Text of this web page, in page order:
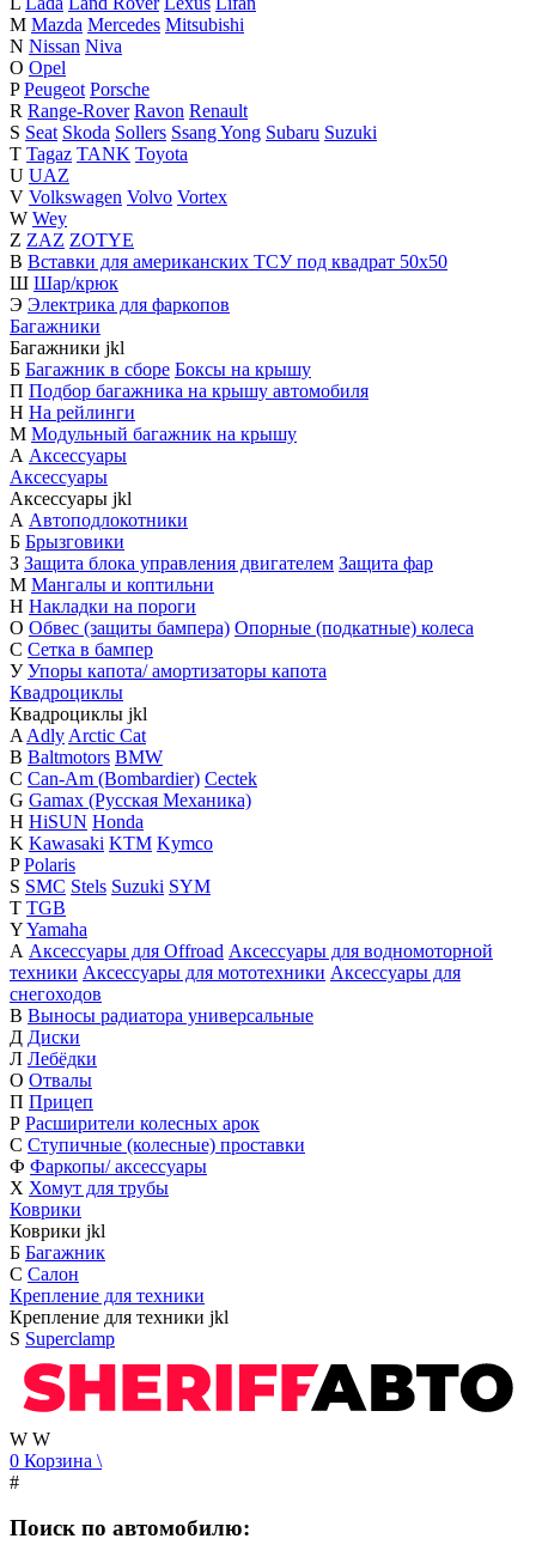
M Mazda Mercedes Mitsubishi
N Nissan Niva
O Opel
P Peugeot Porsche
R Range-Rover Ravon Renault
S Seat Skoda Sollers Ssang Yong Subaru Suzuki
T Tagaz TANK Toyota
U UAZ
V Volkswagen Volvo Vortex
W Wey
Z ZAZ ZOTYE
В Вставки для американских ТСУ под квадрат 50х50
Ш Шар/крюк
Э Электрика для фаркопов
Багажники
Багажники jkl
Б Багажник в сборе Боксы на крышу
П Подбор багажника на крышу автомобиля
Н На рейлинги
М Модульный багажник на крышу
А Аксессуары
Аксессуары
Аксессуары jkl
А Автоподлокотники
Б Брызговики
З Защита блока управления двигателем Защита фар
М Мангалы и коптильни
Н Накладки на пороги
О Обвес (защиты бампера) Опорные (подкатные) колеса
С Сетка в бампер
У Упоры капота/ амортизаторы капота
Квадроциклы
Квадроциклы jkl
A Adly Arctic Cat
B Baltmotors BMW
C Can-Am (Bombardier) Cectek
G Gamax (Русская Механика)
H HiSUN Honda
K Kawasaki KTM Kymco
P Polaris
S SMC Stels Suzuki SYM
T TGB
YYamaha
А Аксессуары для Offroad Аксессуары для водномоторной
техники Аксессуары для мототехники Аксессуары для
снегоходов
В Выносы радиатора универсальные
Д Диски
Л Лебёдки
О Отвалы
П Прицеп
Р Расширители колесных арок
С Ступичные (колесные) проставки
Ф Фаркопы/ аксессуары
Х Хомут для трубы
Коврики
Коврики jkl
Б Багажник
С Салон
Крепление для техники
Крепление для техники jkl
S Superclamp
W W
0 Корзина \
#
Поиск по автомобилю: